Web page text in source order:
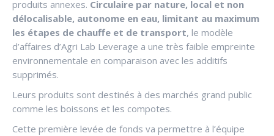
produits annexes. Circulaire par nature, local et non
délocalisable, autonome en eau, limitant au maximum
les étapes de chauffe et de transport, le modèle
d’affaires d’Agri Lab Leverage a une très faible empreinte
environnementale en comparaison avec les additifs
supprimés.
Leurs produits sont destinés à des marchés grand public
comme les boissons et les compotes.
Cette première levée de fonds va permettre à l’équipe